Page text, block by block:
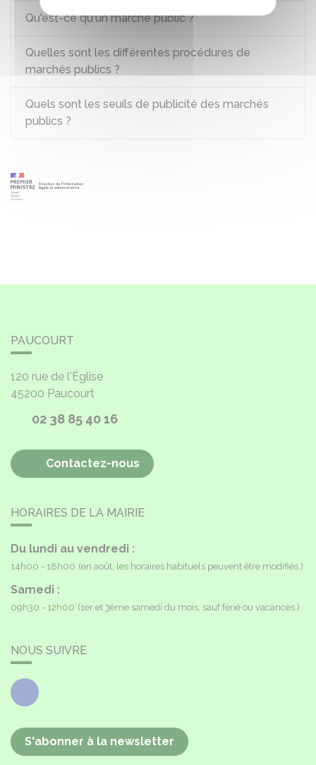
Qu'est-ce qu'un marché public ?
Quelles sont les différentes procédures de
marchés publics ?
Quels sont les seuils de publicité des marchés
publics ?
PAUCOURT
120 rue de l'Église
45200 Paucourt
02 38 85 40 16
Contactez-nous
HORAIRES DE LA MAIRIE
Du lundi au vendredi :
14h00 - 18h00 (en août, les horaires habituels peuvent être modifiés.)
Samedi :
09h30 - 12h00 (1er et 3ème samedi du mois, sauf férié ou vacances.)
NOUS SUIVRE
Facebook
S'abonner à la newsletter